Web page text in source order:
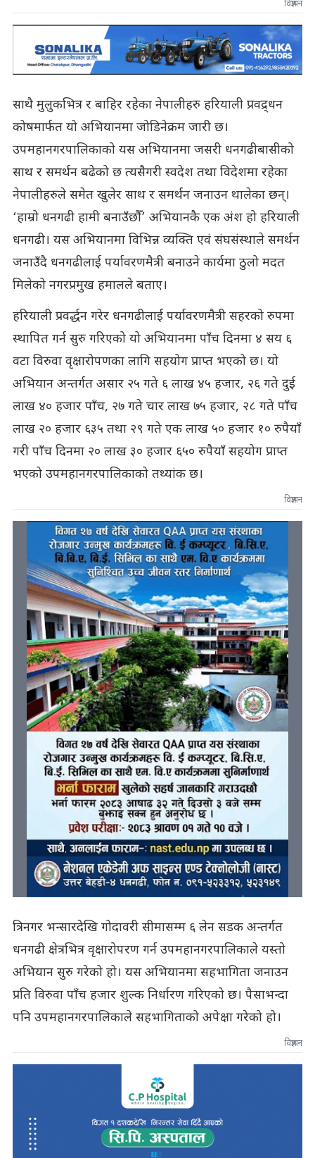
विज्ञापन
साथै मुलुकभित्र र बाहिर रहेका नेपालीहरु हरियाली प्रवद्र्धन
कोषमार्फत यो अभियानमा जोडिनेक्रम जारी छ।
उपमहानगरपालिकाको यस अभियानमा जसरी धनगढीबासीको
साथ र समर्थन बढेको छ त्यसैगरी स्वदेश तथा विदेशमा रहेका
नेपालीहरुले समेत खुलेर साथ र समर्थन जनाउन थालेका छन्।
‘हाम्रो धनगढी हामी बनाउँछौँ’ अभियानकै एक अंश हो हरियाली
धनगढी। यस अभियानमा विभिन्न व्यक्ति एवं संघसंस्थाले समर्थन
जनाउँदै धनगढीलाई पर्यावरणमैत्री बनाउने कार्यमा ठुलो मदत
मिलेको नगरप्रमुख हमालले बताए।
हरियाली प्रवर्द्धन गरेर धनगढीलाई पर्यावरणमैत्री सहरको रुपमा
स्थापित गर्न सुरु गरिएको यो अभियानमा पाँच दिनमा ४ सय ६
वटा विरुवा वृक्षारोपणका लागि सहयोग प्राप्त भएको छ। यो
अभियान अन्तर्गत असार २५ गते ६ लाख ४५ हजार, २६ गते दुई
लाख ४० हजार पाँच, २७ गते चार लाख ७५ हजार, २८ गते पाँच
लाख २० हजार ६३५ तथा २९ गते एक लाख ५० हजार १० रुपैयाँ
गरी पाँच दिनमा २० लाख ३० हजार ६५० रुपैयाँ सहयोग प्राप्त
भएको उपमहानगरपालिकाको तथ्यांक छ।
विज्ञापन
त्रिनगर भन्सारदेखि गोदावरी सीमासम्म ६ लेन सडक अन्तर्गत
धनगढी क्षेत्रभित्र वृक्षारोपरण गर्न उपमहानगरपालिकाले यस्तो
अभियान सुरु गरेको हो। यस अभियानमा सहभागिता जनाउन
प्रति विरुवा पाँच हजार शुल्क निर्धारण गरिएको छ। पैसाभन्दा
पनि उपमहानगरपालिकाले सहभागिताको अपेक्षा गरेको हो।
विज्ञापन